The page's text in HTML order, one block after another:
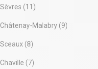
Sèvres (11)
Châtenay-Malabry (9)
Sceaux (8)
Chaville (7)